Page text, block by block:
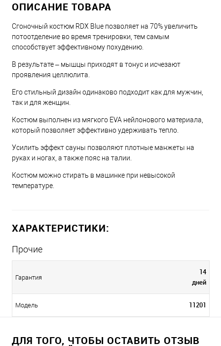
ОПИСАНИЕ ТОВАРА
Сгоночный костюм RDX Blue позволяет на 70% увеличить
потоотделение во время тренировки, тем самым
способствует эффективному похудению.
В результате – мышцы приходят в тонус и исчезают
проявления целлюлита.
Его стильный дизайн одинаково подходит как для мужчин,
так и для женщин.
Костюм выполнен из мягкого EVA нейлонового материала,
который позволяет эффективно удерживать тепло.
Усилить эффект сауны позволяют плотные манжеты на
руках и ногах, а также пояс на талии.
Костюм можно стирать в машинке при невысокой
температуре.
ХАРАКТЕРИСТИКИ:
Прочие
Гарантия
14
дней
Модель 11201
ДЛЯ ТОГО, ЧТОБЫ ОСТАВИТЬ ОТЗЫВ